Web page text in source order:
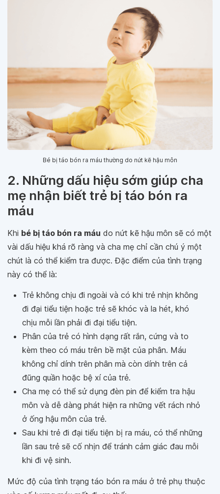
Bé bị táo bón ra máu thường do nứt kẽ hậu môn
2. Những dấu hiệu sớm giúp cha
mẹ nhận biết trẻ bị táo bón ra
máu
Khi bé bị táo bón ra máu do nứt kẽ hậu môn sẽ có một
vài dấu hiệu khá rõ ràng và cha mẹ chỉ cần chú ý một
chút là có thể kiểm tra được. Đặc điểm của tình trạng
này có thể là:
Trẻ không chịu đi ngoài và có khi trẻ nhịn không
đi đại tiểu tiện hoặc trẻ sẽ khóc và la hét, khó
chịu mỗi lần phải đi đại tiểu tiện.
Phân của trẻ có hình dạng rất rắn, cứng và to
kèm theo có máu trên bề mặt của phân. Máu
không chỉ dính trên phân mà còn dính trên cả
đũng quần hoặc bệ xí của trẻ.
Cha mẹ có thể sử dụng đèn pin để kiểm tra hậu
môn và dễ dàng phát hiện ra những vết rách nhỏ
ở ống hậu môn của trẻ.
Sau khi trẻ đi đại tiểu tiện bị ra máu, có thể những
lần sau trẻ sẽ cố nhịn để tránh cảm giác đau mỗi
khi đi vệ sinh.
Mức độ của tình trạng táo bón ra máu ở trẻ phụ thuộc